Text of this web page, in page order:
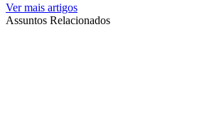
Ver mais artigos
Assuntos Relacionados